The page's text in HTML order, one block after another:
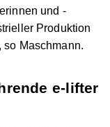
und -
Produktion
so Maschmann.
e-lifter